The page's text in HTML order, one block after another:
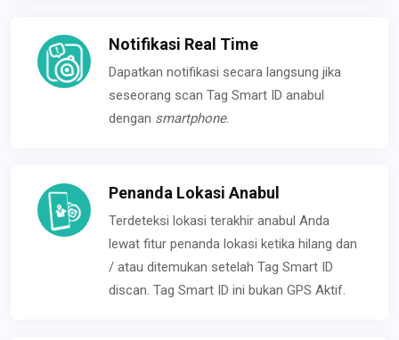
Notifikasi Real Time
Dapatkan notifikasi secara langsung jika
seseorang scan Tag Smart ID anabul
dengan smartphone.
Penanda Lokasi Anabul
Terdeteksi lokasi terakhir anabul Anda
lewat fitur penanda lokasi ketika hilang dan
/ atau ditemukan setelah Tag Smart ID
discan. Tag Smart ID ini bukan GPS Aktif.